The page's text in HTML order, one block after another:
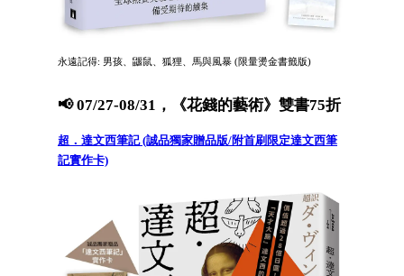
永遠記得: 男孩、鼴鼠、狐狸、馬與風暴 (限量燙金書籤版)
📢 07/27-08/31，《花錢的藝術》雙書75折
超．達文西筆記 (誠品獨家贈品版/附首刷限定達文西筆
記實作卡)